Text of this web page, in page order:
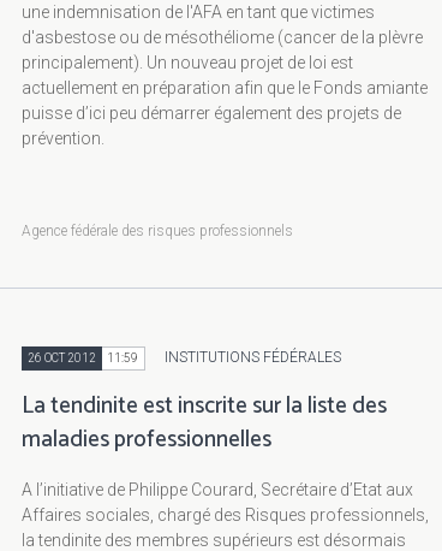
une indemnisation de l'AFA en tant que victimes
d'asbestose ou de mésothéliome (cancer de la plèvre
principalement). Un nouveau projet de loi est
actuellement en préparation afin que le Fonds amiante
puisse d’ici peu démarrer également des projets de
prévention.
Agence fédérale des risques professionnels
26 OCT 2012 11:59 INSTITUTIONS FÉDÉRALES
La tendinite est inscrite sur la liste des
maladies professionnelles
A l’initiative de Philippe Courard, Secrétaire d’Etat aux
Affaires sociales, chargé des Risques professionnels,
la tendinite des membres supérieurs est désormais